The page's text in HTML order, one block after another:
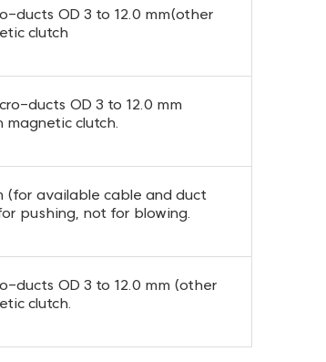
ducts OD 3 to 12.0 mm(other
clutch
ducts OD 3 to 12.0 mm
clutch.
(for available cable and duct
pushing, not for blowing.
ducts OD 3 to 12.0 mm (other
clutch.